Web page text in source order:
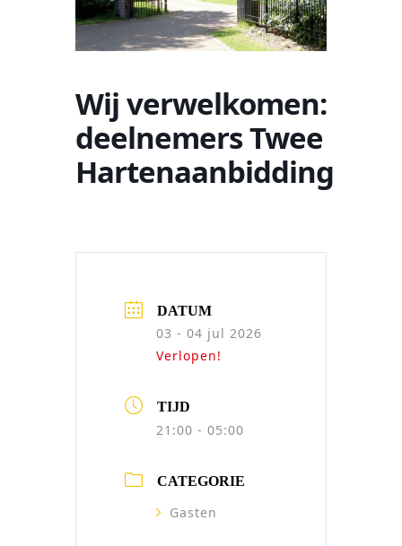
Wij verwelkomen:
deelnemers Twee
Hartenaanbidding
DATUM
03 - 04 jul 2026
Verlopen!
TIJD
21:00 - 05:00
CATEGORIE
Gasten